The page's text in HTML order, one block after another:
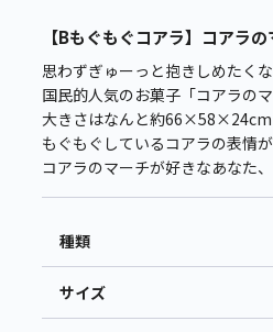
【Bもぐもぐコアラ】コアラ
思わずぎゅーっと抱きしめたくな
国民的人気のお菓子「コアラの
大きさはなんと約66×58×24cm
もぐもぐしているコアラの表情
コアラのマーチが好きなあなた
種類
サイズ